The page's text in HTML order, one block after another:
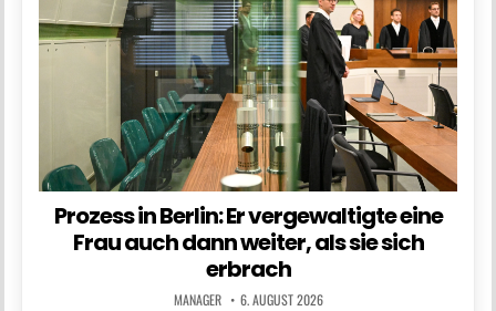
Prozess in Berlin: Er vergewaltigte eine
Frau auch dann weiter, als sie sich
erbrach
MANAGER 6. AUGUST 2026